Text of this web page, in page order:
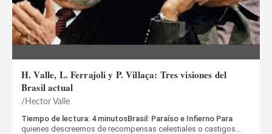
H. Valle, L. Ferrajoli y P. Villaça: Tres visiones del
Brasil actual
Hector Valle
Tiempo de lectura: 4 minutosBrasil: Paraíso e Infierno Para
quienes descreemos de recompensas celestiales o castigos…